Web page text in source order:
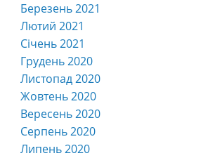
Березень 2021
Лютий 2021
Січень 2021
Грудень 2020
Листопад 2020
Жовтень 2020
Вересень 2020
Серпень 2020
Липень 2020